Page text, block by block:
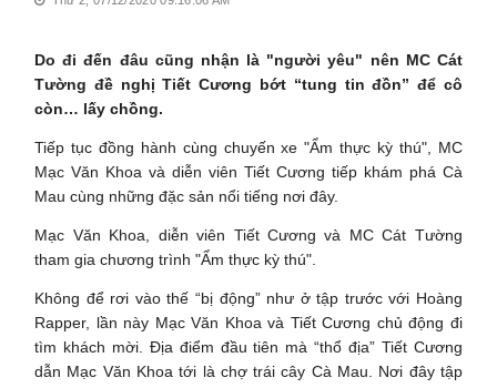
Do đi đến đâu cũng nhận là "người yêu" nên MC Cát
Tường đề nghị Tiết Cương bớt “tung tin đồn” để cô
còn… lấy chồng.
Tiếp tục đồng hành cùng chuyến xe "Ẩm thực kỳ thú", MC
Mạc Văn Khoa và diễn viên Tiết Cương tiếp khám phá Cà
Mau cùng những đặc sản nổi tiếng nơi đây.
Mạc Văn Khoa, diễn viên Tiết Cương và MC Cát Tường
tham gia chương trình "Ẩm thực kỳ thú".
Không để rơi vào thế “bị động” như ở tập trước với Hoàng
Rapper, lần này Mạc Văn Khoa và Tiết Cương chủ động đi
tìm khách mời. Địa điểm đầu tiên mà “thổ địa” Tiết Cương
dẫn Mạc Văn Khoa tới là chợ trái cây Cà Mau. Nơi đây tập